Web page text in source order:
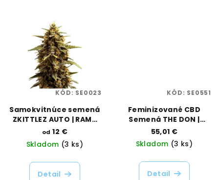
Samokvitnúce semená
ZKITTLEZ AUTO | RAMA
SEEDS
od 12 €
Skladom (3 ks)
Detail
KÓD: SE0023
Feminizované CBD
Semená THE DON |
TRILOGENE SEEDS
55,01 €
Skladom (3 ks)
Detail
KÓD: SE0551